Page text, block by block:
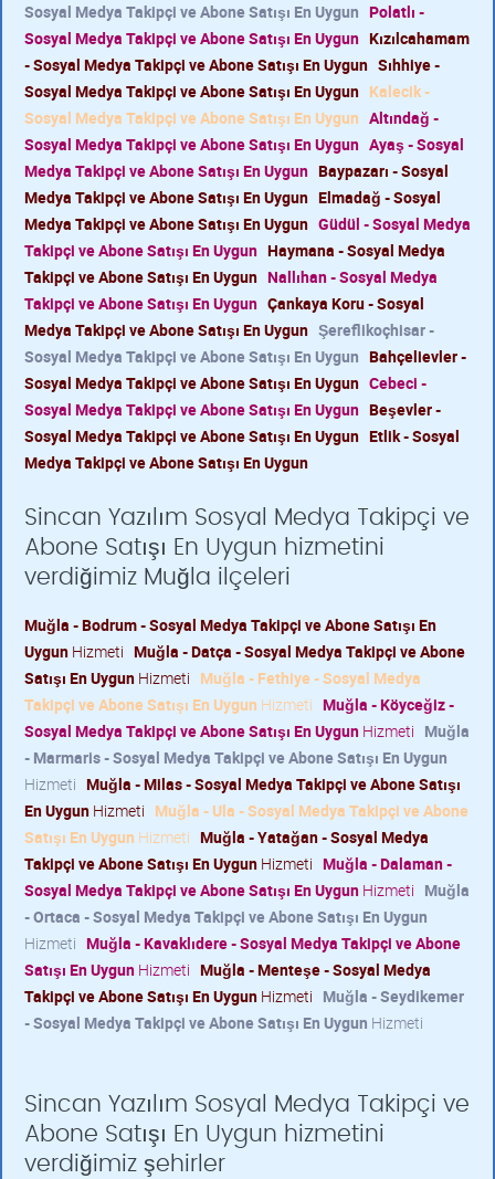
Sosyal Medya Takipçi ve Abone Satışı En Uygun Polatlı -
Sosyal Medya Takipçi ve Abone Satışı En Uygun Kızılcahamam
- Sosyal Medya Takipçi ve Abone Satışı En Uygun Sıhhiye -
Sosyal Medya Takipçi ve Abone Satışı En Uygun Kalecik -
Sosyal Medya Takipçi ve Abone Satışı En Uygun Altındağ -
Sosyal Medya Takipçi ve Abone Satışı En Uygun Ayaş - Sosyal
Medya Takipçi ve Abone Satışı En Uygun Baypazarı - Sosyal
Medya Takipçi ve Abone Satışı En Uygun Elmadağ - Sosyal
Medya Takipçi ve Abone Satışı En Uygun Güdül - Sosyal Medya
Takipçi ve Abone Satışı En Uygun Haymana - Sosyal Medya
Takipçi ve Abone Satışı En Uygun Nallıhan - Sosyal Medya
Takipçi ve Abone Satışı En Uygun Çankaya Koru - Sosyal
Medya Takipçi ve Abone Satışı En Uygun Şereflikoçhisar -
Sosyal Medya Takipçi ve Abone Satışı En Uygun Bahçelievler -
Sosyal Medya Takipçi ve Abone Satışı En Uygun Cebeci -
Sosyal Medya Takipçi ve Abone Satışı En Uygun Beşevler -
Sosyal Medya Takipçi ve Abone Satışı En Uygun Etlik - Sosyal
Medya Takipçi ve Abone Satışı En Uygun
Sincan Yazılım Sosyal Medya Takipçi ve
Abone Satışı En Uygun hizmetini
verdiğimiz Muğla ilçeleri
Muğla - Bodrum - Sosyal Medya Takipçi ve Abone Satışı En
Uygun Hizmeti Muğla - Datça - Sosyal Medya Takipçi ve Abone
Satışı En Uygun Hizmeti Muğla - Fethiye - Sosyal Medya
Takipçi ve Abone Satışı En Uygun Hizmeti Muğla - Köyceğiz -
Sosyal Medya Takipçi ve Abone Satışı En Uygun Hizmeti Muğla
- Marmaris - Sosyal Medya Takipçi ve Abone Satışı En Uygun
Hizmeti Muğla - Milas - Sosyal Medya Takipçi ve Abone Satışı
En Uygun Hizmeti Muğla - Ula - Sosyal Medya Takipçi ve Abone
Satışı En Uygun Hizmeti Muğla - Yatağan - Sosyal Medya
Takipçi ve Abone Satışı En Uygun Hizmeti Muğla - Dalaman -
Sosyal Medya Takipçi ve Abone Satışı En Uygun Hizmeti Muğla
- Ortaca - Sosyal Medya Takipçi ve Abone Satışı En Uygun
Hizmeti Muğla - Kavaklıdere - Sosyal Medya Takipçi ve Abone
Satışı En Uygun Hizmeti Muğla - Menteşe - Sosyal Medya
Takipçi ve Abone Satışı En Uygun Hizmeti Muğla - Seydikemer
- Sosyal Medya Takipçi ve Abone Satışı En Uygun Hizmeti
Sincan Yazılım Sosyal Medya Takipçi ve
Abone Satışı En Uygun hizmetini
verdiğimiz şehirler